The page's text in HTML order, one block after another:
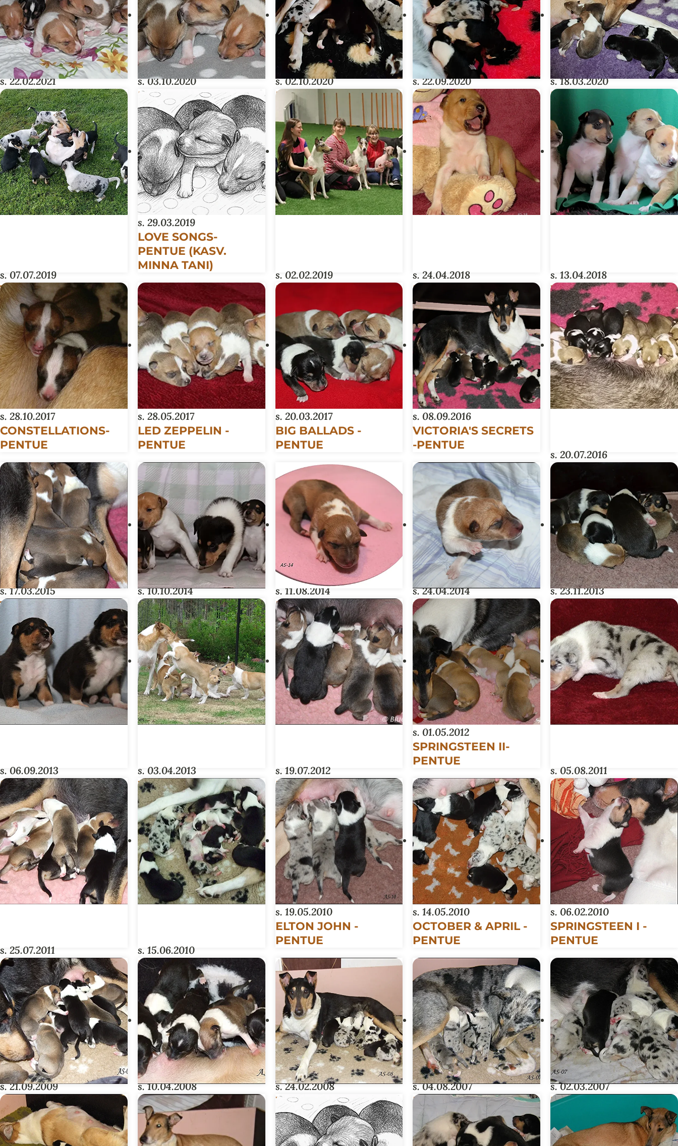
s. 22.02.2021
SUPERHEROES-
PENTUE
s. 03.10.2020
MUSIC-PENTUE
s. 02.10.2020
HALFLINGS-PENTUE
s. 22.09.2020
OUTLANDER-PENTUE
s. 18.03.2020
HAPPY-PENTUE
s. 07.07.2019
TIME-PENTUE
s. 29.03.2019
LOVE SONGS-
PENTUE (KASV.
MINNA TANI)
s. 02.02.2019
MIDNIGHT-PENTUE
s. 24.04.2018
ROLLER COASTERS -
PENTUE
s. 13.04.2018
WHISKEY-PENTUE
s. 28.10.2017
CONSTELLATIONS-
PENTUE
s. 28.05.2017
LED ZEPPELIN -
PENTUE
s. 20.03.2017
BIG BALLADS -
PENTUE
s. 08.09.2016
VICTORIA'S SECRETS
-PENTUE
s. 20.07.2016
OLDFIELD-PENTUE
s. 17.03.2015
TIGI-PENTUE
s. 10.10.2014
GAME OF THRONES -
PENTUE
s. 11.08.2014
BEN & JERRY'S -
PENTUE
s. 24.04.2014
SPRINGSTEEN III-
PENTUE
s. 23.11.2013
FLOWERS & TREES -
PENTUE
s. 06.09.2013
DESIGNER-PENTUE
s. 03.04.2013
WIND-PENTUE
s. 19.07.2012
BON JOVI -PENTUE
s. 01.05.2012
SPRINGSTEEN II-
PENTUE
s. 05.08.2011
FAIRY TALES-PENTUE
s. 25.07.2011
QUEEN-PENTUE
s. 15.06.2010
REALITY TV -PENTUE
s. 19.05.2010
ELTON JOHN -
PENTUE
s. 14.05.2010
OCTOBER & APRIL -
PENTUE
s. 06.02.2010
SPRINGSTEEN I -
PENTUE
s. 21.09.2009
ARMY-PENTUE
s. 10.04.2008
A2-PENTUE
s. 24.02.2008
W2-PENTUE
s. 04.08.2007
P-PENTUE
s. 02.03.2007
U-PENTUE